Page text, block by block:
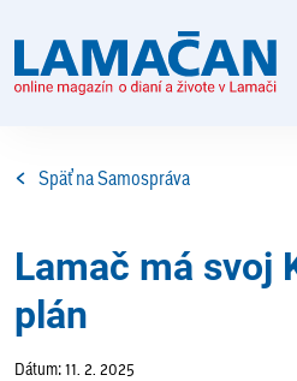
Späť na Samospráva
Lamač má svoj
plán
Dátum: 11. 2. 2025